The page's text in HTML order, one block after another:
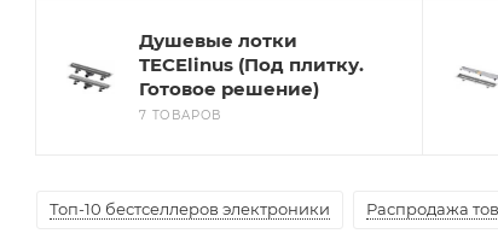
Душевые лотки
TECElinus (Под плитку.
Готовое решение)
7 ТОВАРОВ
Топ-10 бестселлеров электроники Распродажа